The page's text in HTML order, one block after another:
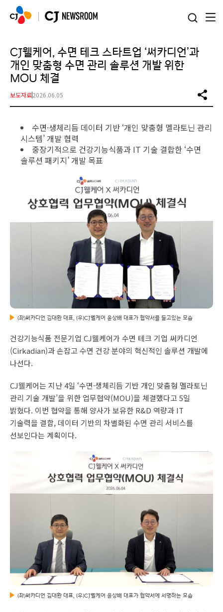
CJ웰케어, 수면 테크 스타트업 ‘써카디언’과
개인 맞춤형 수면 관리 솔루션 개발 위한
MOU 체결
보도자료2026.06.05
수면·생체리듬 데이터 기반 ‘개인 맞춤형 멜라토닌 관리
시스템’ 개발 협력
중장기적으로 건강기능식품과 IT 기술 결합한 ‘수면
솔루션 패키지’ 개발 목표
(좌)써카디언 김대환 대표, (우)CJ웰케어 윤상배 대표가 협약서를 들고있는 모습
건강기능식품 전문기업 CJ웰케어가 수면 테크 기업 써카디언
(Cirkadian)과 손잡고 수면 건강 분야의 혁신적인 솔루션 개발에
나선다.
CJ웰케어는 지난 4일 ‘수면·생체리듬 기반 개인 맞춤형 멜라토닌
관리 기술 개발’을 위한 업무협약(MOU)을 체결했다고 5일
밝혔다. 이번 협약을 통해 양사가 보유한 R&D 역량과 IT
기술력을 결합, 데이터 기반의 차별화된 수면 관리 서비스를
선보인다는 계획이다.
(좌)써카디언 김대환 대표, (우)CJ웰케어 윤상배 대표가 협약서에 서명하는 모습